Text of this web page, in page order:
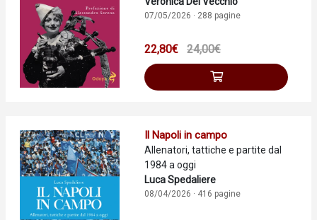
07/05/2026 · 288 pagine
22,80€ 24,00€
Il Napoli in campo
Allenatori, tattiche e partite dal
1984 a oggi
Luca Spedaliere
08/04/2026 · 416 pagine